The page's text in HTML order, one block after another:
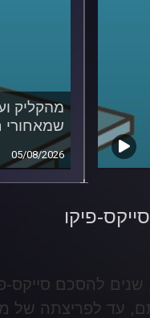
מהקליק
שמאחורי
05/08/2026
במאי ציין העולם 100
עד לפריצתה של